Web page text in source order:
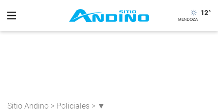
12°
Sitio Andino > Policiales > ▼